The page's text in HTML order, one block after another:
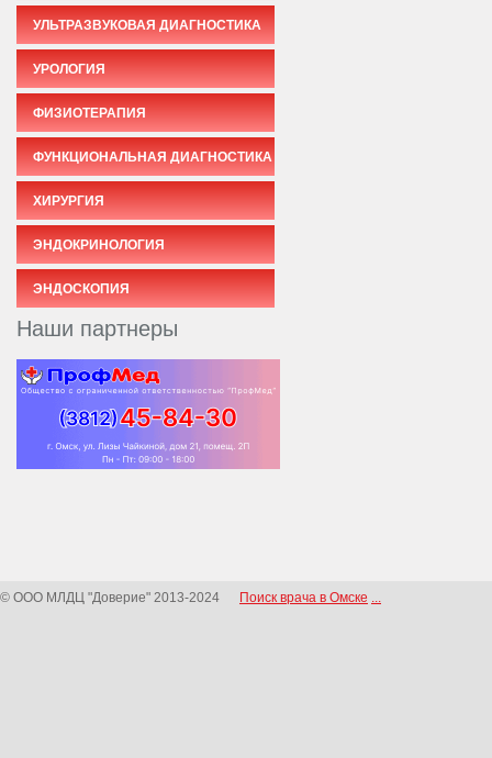
УЛЬТРАЗВУКОВАЯ ДИАГНОСТИКА
УРОЛОГИЯ
ФИЗИОТЕРАПИЯ
ФУНКЦИОНАЛЬНАЯ ДИАГНОСТИКА
ХИРУРГИЯ
ЭНДОКРИНОЛОГИЯ
ЭНДОСКОПИЯ
Наши партнеры
© ООО МЛДЦ "Доверие" 2013-2024 Поиск врача в Омске ...